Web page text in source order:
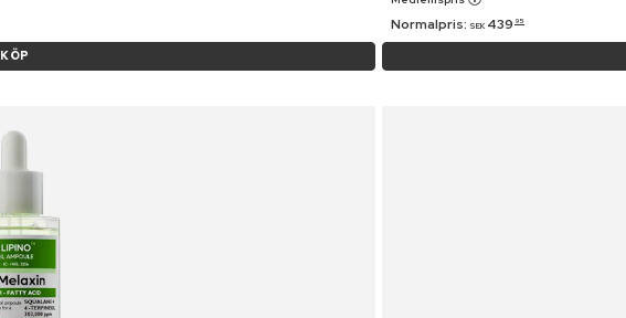
KÖP
Normalpris: SEK 439 95